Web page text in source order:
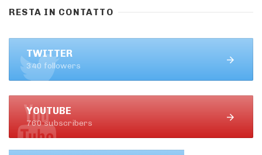
RESTA IN CONTATTO
TWITTER
340 followers
YOUTUBE
760 subscribers